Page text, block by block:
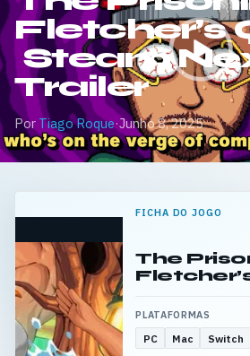
Fletcher’s
Steam
Trailer
Por Tiago Roque·Junho 8, 2025
FICHA DO JOGO
The
PLATAFORMAS
PC Mac Switch